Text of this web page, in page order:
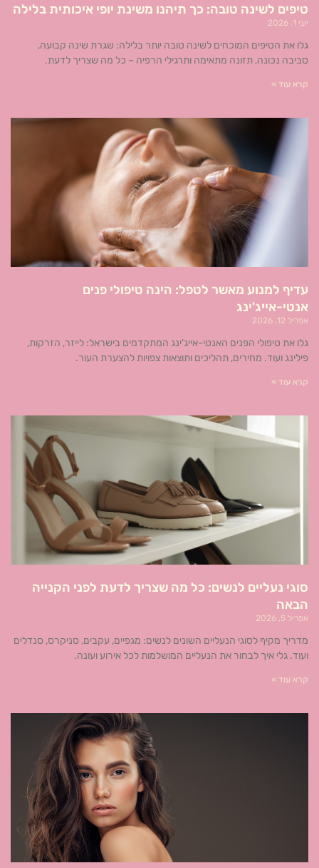
טיפים לשינה טובה: כך תיהנו משינת יופי איכותית בלילה
יוני 1, 2026
גלו את הטיפים המוכחים לשינה טובה יותר בלילה: שגרת שינה קבועה,
סביבה נכונה, תזונה מתאימה ותרגילי הרפיה – כל מה שצריך לדעת.
קרא עוד »
עדיף למנוע מאשר לטפל: הינה טיפולי פנים
אנטי-אייג'ינג
אפריל 12, 2026
גלו את טיפולי הפנים האנטי-אייג'ינג המתקדמים בישראל: לייזר, הזרקות,
פילינג ועוד. מחירים, תהליכים ותוצאות צפויות להצערת העור.
קרא עוד »
סוגי נעליים לנשים: כל מה שצריך לדעת לפני הקנייה
הבאה
אפריל 5, 2026
מדריך מקיף לסוגי הנעליים השונים לנשים: מגפיים, עקבים, סניקרס, סנדלים
ועוד. גלי איך לבחור את הנעליים המושלמות לכל אירוע ועונה.
קרא עוד »